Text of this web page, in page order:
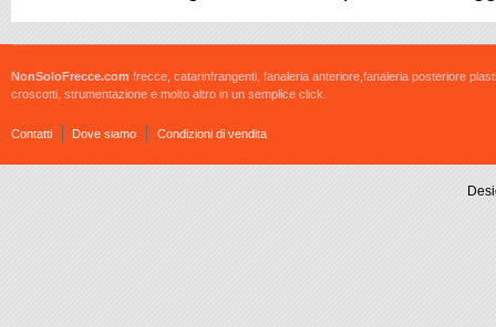
NonSoloFrecce.com frecce, catarinfrangenti, fanaleria anteriore,fanaleria posteriore
croscotti, strumentazione e molto altro in un semplice click.
Contatti Dove siamo Condizioni di vendita